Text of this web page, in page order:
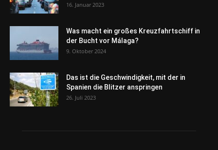
16. Januar 2023
Was macht ein großes Kreuzfahrtschiff in
der Bucht vor Málaga?
9. Oktober 2024
Das ist die Geschwindigkeit, mit der in
Spanien die Blitzer anspringen
26. Juli 2023